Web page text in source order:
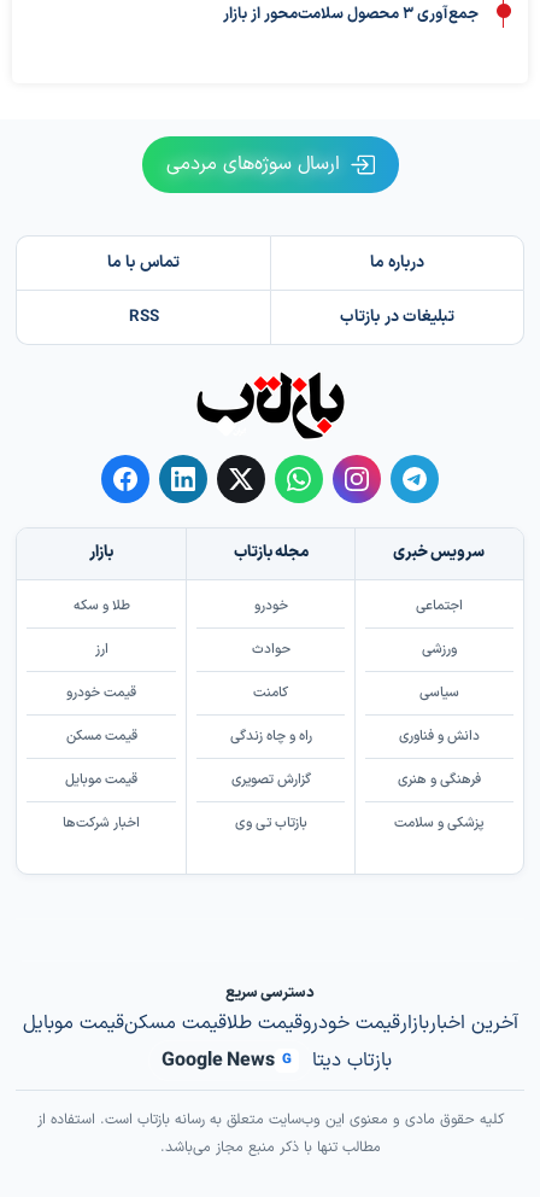
جمع‌آوری ۳ محصول سلامت‌محور از بازار
ارسال سوژه‌های مردمی
درباره ما تماس با ما
تبلیغات در بازتاب RSS
سرویس خبری
اجتماعی
ورزشی
سیاسی
دانش و فناوری
فرهنگی و هنری
پزشکی و سلامت
مجله بازتاب
خودرو
حوادث
کامنت
راه و چاه زندگی
گزارش تصویری
بازتاب تی وی
بازار
طلا و سکه
ارز
قیمت خودرو
قیمت مسکن
قیمت موبایل
اخبار شرکت‌ها
دسترسی سریع
آخرین اخباربازارقیمت خودروقیمت طلاقیمت مسکنقیمت موبایل
بازتاب دیتا
G
Google News
کلیه حقوق مادی و معنوی این وب‌سایت متعلق به رسانه بازتاب است. استفاده از
مطالب تنها با ذکر منبع مجاز می‌باشد.